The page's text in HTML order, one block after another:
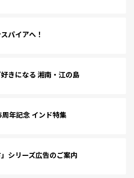
パイアへ！
きになる 湘南・江の島
年記念 インド特集
」シリーズ広告のご案内